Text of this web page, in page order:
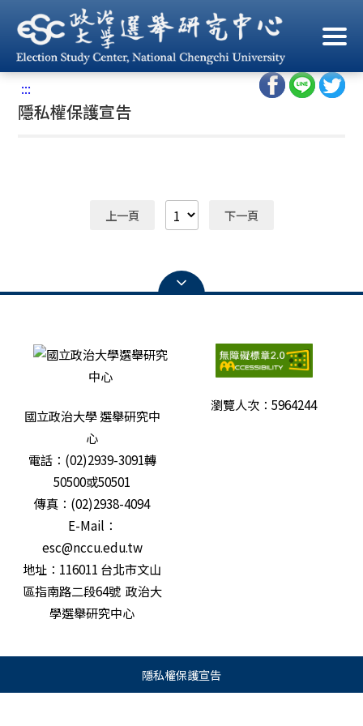
到
主
要
容
首頁/ 隱私權保護宣告
:::
隱私權保護宣告
上一頁 下一頁
國立政治大學 選舉研究中
心
電話：(02)2939-3091轉
50500或50501
傳真：(02)2938-4094
E-Mail：
esc@nccu.edu.tw
地址：116011 台北市文山
區指南路二段64號 政治大
學選舉研究中心
瀏覽人次：5964244
隱私權保護宣告